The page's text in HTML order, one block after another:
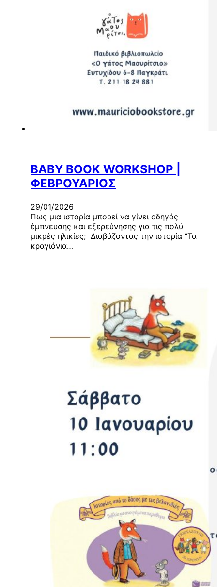
BABY BOOK WORKSHOP |
ΦΕΒΡΟΥΑΡΙΟΣ
29/01/2026
Πως μια ιστορία μπορεί να γίνει οδηγός
έμπνευσης και εξερεύνησης για τις πολύ
μικρές ηλικίες; Διαβάζοντας την ιστορία “Τα
κραγιόνια…